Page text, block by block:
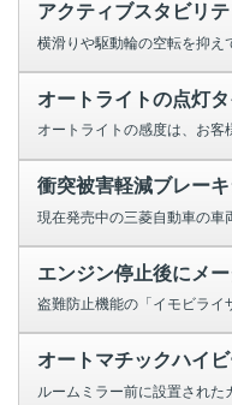
アクティブスタビリ
オートライトの点灯
衝突被害軽減ブレー
エンジン停止後にメ
オートマチックハイ